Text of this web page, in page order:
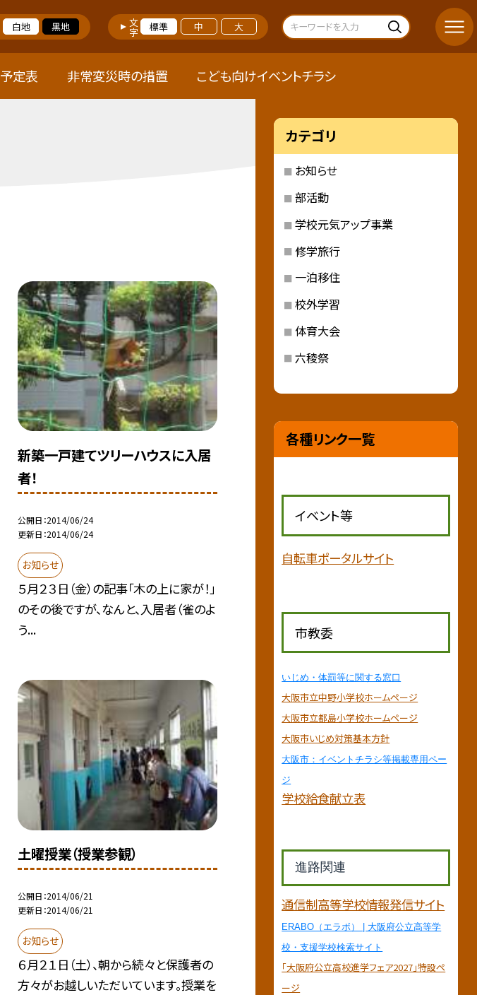
白地 黒地 文字 標準 中 大
予定表 非常変災時の措置 こども向けイベントチラシ
新築一戸建てツリーハウスに入居
者！
公開日 2014/06/24
更新日 2014/06/24
お知らせ
５月２３日（金）の記事「木の上に家が！」
のその後ですが、なんと、入居者（雀のよ
う...
土曜授業（授業参観）
公開日 2014/06/21
更新日 2014/06/21
お知らせ
６月２１日（土）、朝から続々と保護者の
方々がお越しいただいています。授業を
カテゴリ
お知らせ
部活動
学校元気アップ事業
修学旅行
一泊移住
校外学習
体育大会
六稜祭
各種リンク一覧
イベント等
自転車ポータルサイト
市教委
いじめ・体罰等に関する窓口
大阪市立中野小学校ホームページ
大阪市立都島小学校ホームページ
大阪市いじめ対策基本方針
大阪市：イベントチラシ等掲載専用ペー
ジ
学校給食献立表
進路関連
通信制高等学校情報発信サイト
ERABO（エラボ） | 大阪府公立高等学
校・支援学校検索サイト
「大阪府公立高校進学フェア2027」特設ペ
ージ